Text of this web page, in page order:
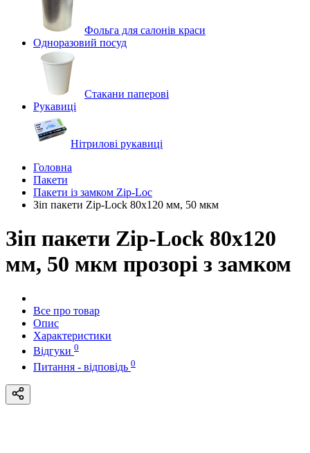
Фольга для салонів краси
Одноразовий посуд
Стакани паперові
Рукавиці
Нітрилові рукавиці
Головна
Пакети
Пакети із замком Zip-Loc
Зіп пакети Zip-Lock 80х120 мм, 50 мкм
Зіп пакети Zip-Lock 80х120
мм, 50 мкм прозорі з замком
Все про товар
Опис
Характеристики
Відгуки 0
Питання - відповідь 0